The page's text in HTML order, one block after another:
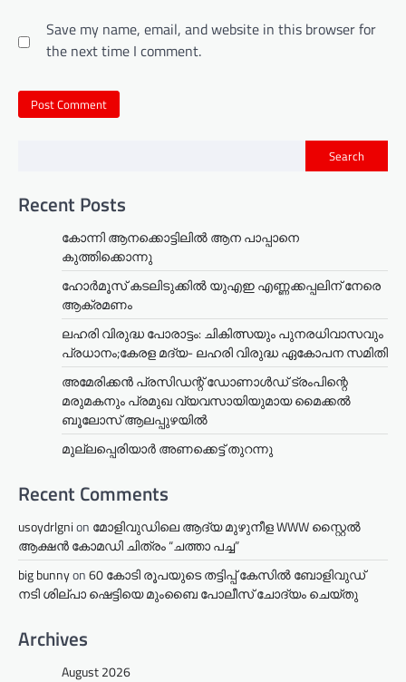
Save my name, email, and website in this browser for
the next time I comment.
Search
Recent Posts
കോന്നി ആനക്കൊട്ടിലിൽ ആന പാപ്പാനെ
കുത്തിക്കൊന്നു
ഹോർമൂസ് കടലിടുക്കിൽ യുഎഇ എണ്ണക്കപ്പലിന് നേരെ
ആക്രമണം
ലഹരി വിരുദ്ധ പോരാട്ടം: ചികിത്സയും പുനരധിവാസവും
പ്രധാനം;കേരള മദ്യ- ലഹരി വിരുദ്ധ ഏകോപന സമിതി
അമേരിക്കൻ പ്രസിഡന്റ് ഡോണാൾഡ് ട്രംപിന്റെ
മരുമകനും പ്രമുഖ വ്യവസായിയുമായ മൈക്കൽ
ബൂലോസ് ആലപ്പുഴയിൽ
മുല്ലപ്പെരിയാര്‍ അണക്കെട്ട് തുറന്നു
Recent Comments
usoydrlgnion മോളിവുഡിലെ ആദ്യ മുഴുനീള WWW സ്റ്റൈൽ
ആക്ഷൻ കോമഡി ചിത്രം “ചത്താ പച്ച”
big bunnyon60 കോടി രൂപയുടെ തട്ടിപ്പ് കേസിൽ ബോളിവുഡ്
നടി ശില്പാ ഷെട്ടിയെ മുംബൈ പോലീസ് ചോദ്യം ചെയ്തു
Archives
August 2026